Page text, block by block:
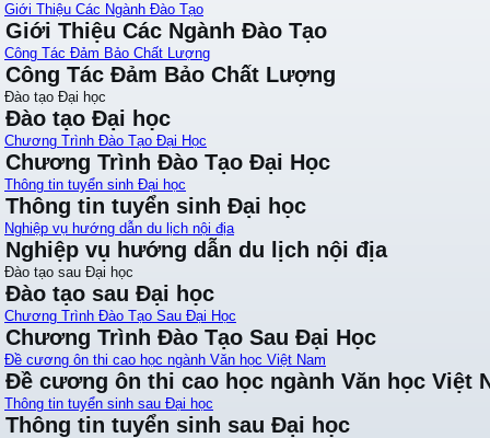
Giới Thiệu Các Ngành Đào Tạo
Giới Thiệu Các Ngành Đào Tạo
Công Tác Đảm Bảo Chất Lượng
Công Tác Đảm Bảo Chất Lượng
Đào tạo Đại học
Đào tạo Đại học
Chương Trình Đào Tạo Đại Học
Chương Trình Đào Tạo Đại Học
Thông tin tuyển sinh Đại học
Thông tin tuyển sinh Đại học
Nghiệp vụ hướng dẫn du lịch nội địa
Nghiệp vụ hướng dẫn du lịch nội địa
Đào tạo sau Đại học
Đào tạo sau Đại học
Chương Trình Đào Tạo Sau Đại Học
Chương Trình Đào Tạo Sau Đại Học
Đề cương ôn thi cao học ngành Văn học Việt Nam
Đề cương ôn thi cao học ngành Văn học Việt
Thông tin tuyển sinh sau Đại học
Thông tin tuyển sinh sau Đại học